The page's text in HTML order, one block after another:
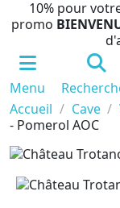
10% pour
promo
Menu
Accueil
Cave
- Pomerol AOC